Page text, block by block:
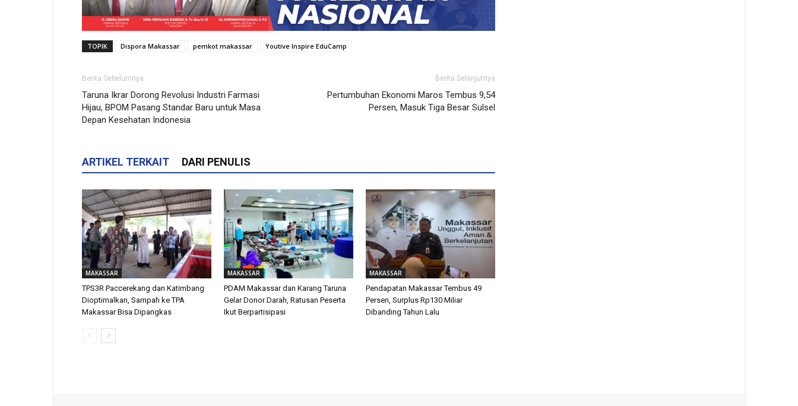
TOPIK Dispora Makassar pemkot makassar Youtive Inspire EduCamp
Berita Sebelumnya
Taruna Ikrar Dorong Revolusi Industri Farmasi
Hijau, BPOM Pasang Standar Baru untuk Masa
Depan Kesehatan Indonesia
Berita Selanjutnya
Pertumbuhan Ekonomi Maros Tembus 9,54
Persen, Masuk Tiga Besar Sulsel
ARTIKEL TERKAIT DARI PENULIS
MAKASSAR
TPS3R Paccerekang dan Katimbang
Dioptimalkan, Sampah ke TPA
Makassar Bisa Dipangkas
MAKASSAR
PDAM Makassar dan Karang Taruna
Gelar Donor Darah, Ratusan Peserta
Ikut Berpartisipasi
MAKASSAR
Pendapatan Makassar Tembus 49
Persen, Surplus Rp130 Miliar
Dibanding Tahun Lalu